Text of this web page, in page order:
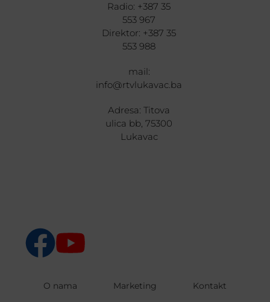
Radio: +387 35
553 967
Direktor: +387 35
553 988
mail:
info@rtvlukavac.ba
Adresa: Titova
ulica bb, 75300
Lukavac
O nama Marketing Kontakt